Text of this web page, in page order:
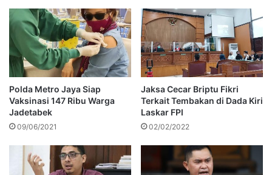
Polda Metro Jaya Siap
Vaksinasi 147 Ribu Warga
Jadetabek
09/06/2021
Jaksa Cecar Briptu Fikri
Terkait Tembakan di Dada Kiri
Laskar FPI
02/02/2022